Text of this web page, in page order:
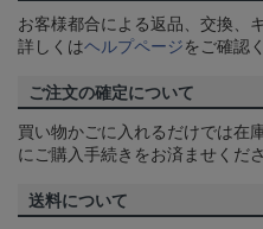
お客様都合による返品、交換、
詳しくはヘルプページをご確認
ご注文の確定について
買い物かごに入れるだけでは在
にご購入手続きをお済ませくださ
送料について